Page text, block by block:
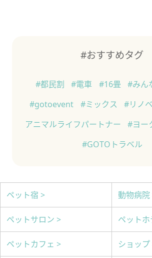
#おすすめタグ
#都民割 #電車 #16畳
#みん
#gotoevent
#ミックス #リノ
アニマルライフパートナー
#ヨー
#GOTOトラベル
ペット宿 > 動物病院
ペットサロン > ペット
ペットカフェ > ショップ